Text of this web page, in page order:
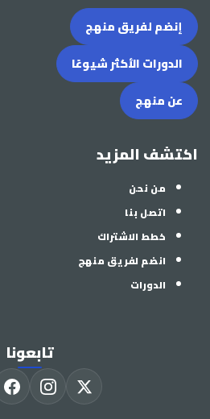
إنضم لفريق منهج
الدورات الأكثر شيوعًا
عن منهج
اكتشف المزيد
من نحن
اتصل بنا
خطط الاشتراك
انضم لفريق منهج
الدورات
تابعونا